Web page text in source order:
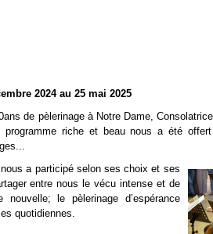
2024 au 25 mai 2025
de pèlerinage à Notre Dame,
riche et beau nous a été offert
a participé selon ses choix et ses
entre nous le vécu intense et de
le pèlerinage d’espérance
quotidiennes.